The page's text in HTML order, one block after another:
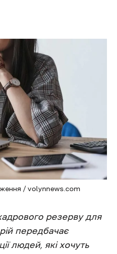
/ volynnews.com
резерву для
передбачає
людей, які хочуть